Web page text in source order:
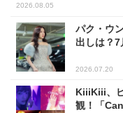
2026.08.05
パク・ウ
出しは？
2026.07.20
KiiiKiii、
観！「